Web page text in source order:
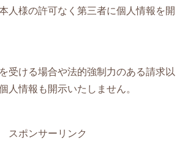
人様の許可なく第三者に個人情報を開
受ける場合や法的強制力のある請求以
人情報も開示いたしません。
スポンサーリンク